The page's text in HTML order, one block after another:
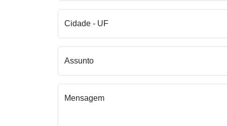
Cidade - UF
Assunto
Mensagem